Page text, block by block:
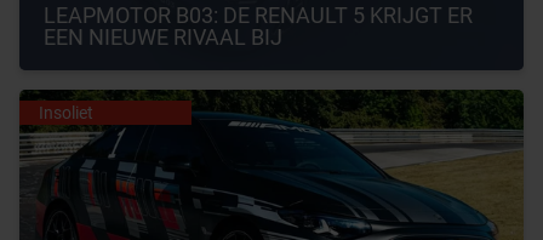
LEAPMOTOR B03: DE RENAULT 5 KRIJGT ER
EEN NIEUWE RIVAAL BIJ
Insoliet